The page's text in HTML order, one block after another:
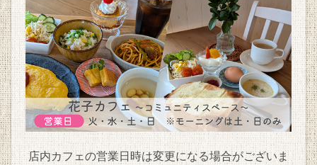
店内カフェの営業日時は変更になる場合がございま